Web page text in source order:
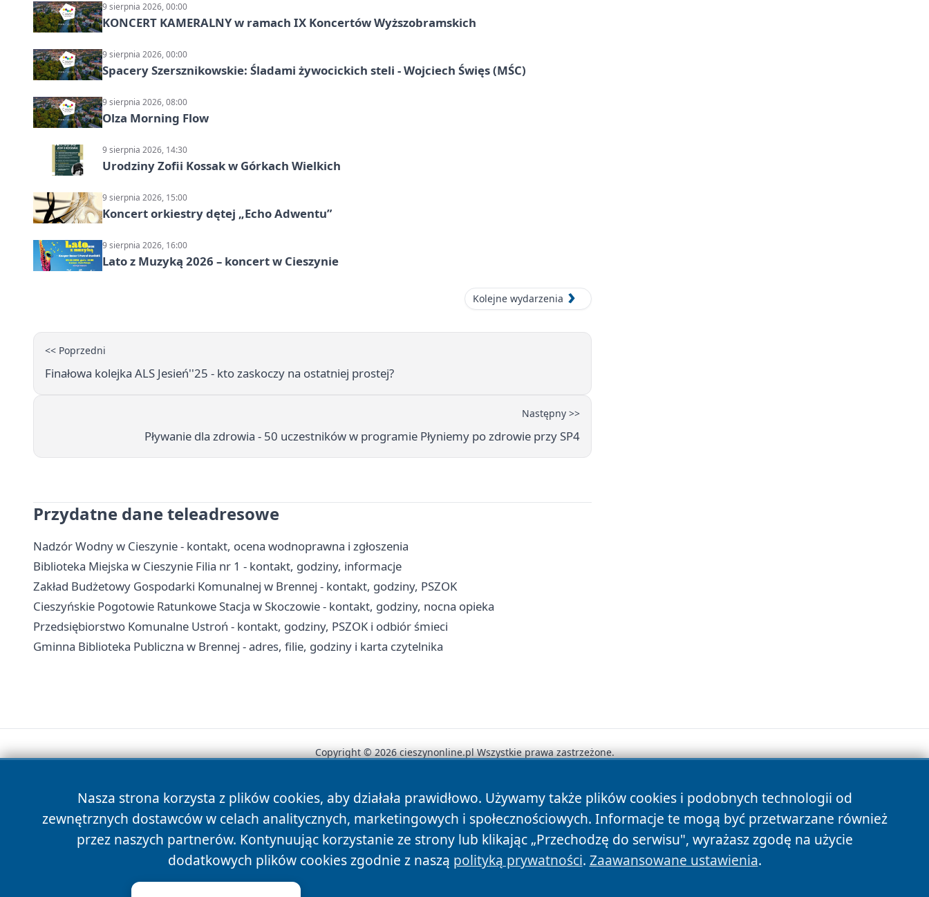
9 sierpnia 2026, 00:00
KONCERT KAMERALNY w ramach IX Koncertów Wyższobramskich
9 sierpnia 2026, 00:00
Spacery Szersznikowskie: Śladami żywocickich steli - Wojciech Święs (MŚC)
9 sierpnia 2026, 08:00
Olza Morning Flow
9 sierpnia 2026, 14:30
Urodziny Zofii Kossak w Górkach Wielkich
9 sierpnia 2026, 15:00
Koncert orkiestry dętej „Echo Adwentu”
9 sierpnia 2026, 16:00
Lato z Muzyką 2026 – koncert w Cieszynie
Kolejne wydarzenia
<< Poprzedni
Finałowa kolejka ALS Jesień''25 - kto zaskoczy na ostatniej prostej?
Następny >>
Pływanie dla zdrowia - 50 uczestników w programie Płyniemy po zdrowie przy SP4
Przydatne dane teleadresowe
Nadzór Wodny w Cieszynie - kontakt, ocena wodnoprawna i zgłoszenia
Biblioteka Miejska w Cieszynie Filia nr 1 - kontakt, godziny, informacje
Zakład Budżetowy Gospodarki Komunalnej w Brennej - kontakt, godziny, PSZOK
Cieszyńskie Pogotowie Ratunkowe Stacja w Skoczowie - kontakt, godziny, nocna opieka
Przedsiębiorstwo Komunalne Ustroń - kontakt, godziny, PSZOK i odbiór śmieci
Gminna Biblioteka Publiczna w Brennej - adres, filie, godziny i karta czytelnika
Nasza strona korzysta z plików cookies, aby działała prawidłowo. Używamy także plików cookies i podobnych technologii od
zewnętrznych dostawców w celach analitycznych, marketingowych i społecznościowych. Informacje te mogą być przetwarzane również
przez naszych partnerów. Kontynuując korzystanie ze strony lub klikając „Przechodzę do serwisu", wyrażasz zgodę na użycie
dodatkowych plików cookies zgodnie z naszą polityką prywatności. Zaawansowane ustawienia.
Copyright © 2026 cieszynonline.pl Wszystkie prawa zastrzeżone.
News Autorzy Polityka Prywatności Polityka Cookies